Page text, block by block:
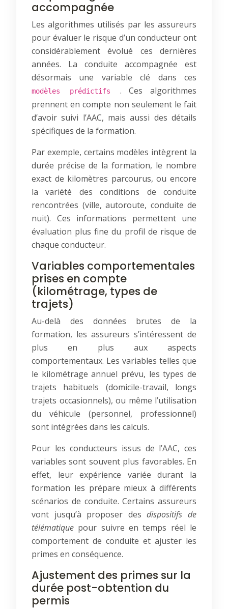
accompagnée
Les algorithmes utilisés par les assureurs
pour évaluer le risque d’un conducteur ont
considérablement évolué ces dernières
années. La conduite accompagnée est
désormais une variable clé dans ces
modèles prédictifs . Ces algorithmes
prennent en compte non seulement le fait
d’avoir suivi l’AAC, mais aussi des détails
spécifiques de la formation.
Par exemple, certains modèles intègrent la
durée précise de la formation, le nombre
exact de kilomètres parcourus, ou encore
la variété des conditions de conduite
rencontrées (ville, autoroute, conduite de
nuit). Ces informations permettent une
évaluation plus fine du profil de risque de
chaque conducteur.
Variables comportementales
prises en compte
(kilométrage, types de
trajets)
Au-delà des données brutes de la
formation, les assureurs s’intéressent de
plus en plus aux aspects
comportementaux. Les variables telles que
le kilométrage annuel prévu, les types de
trajets habituels (domicile-travail, longs
trajets occasionnels), ou même l’utilisation
du véhicule (personnel, professionnel)
sont intégrées dans les calculs.
Pour les conducteurs issus de l’AAC, ces
variables sont souvent plus favorables. En
effet, leur expérience variée durant la
formation les prépare mieux à différents
scénarios de conduite. Certains assureurs
vont jusqu’à proposer desdispositifs de
télématique pour suivre en temps réel le
comportement de conduite et ajuster les
primes en conséquence.
Ajustement des primes sur la
durée post-obtention du
permis